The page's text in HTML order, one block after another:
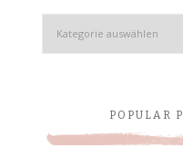
Kategorien
POPULAR